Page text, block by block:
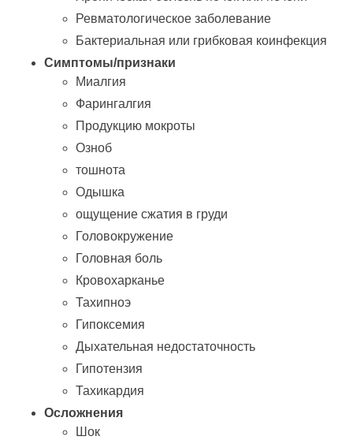
Ревматологическое заболевание
Бактериальная или грибковая коинфекция
Симптомы/признаки
Миалгия
Фарингалгия
Продукцию мокроты
Озноб
тошнота
Одышка
ощущение сжатия в груди
Головокружение
Головная боль
Кровохарканье
Тахипноэ
Гипоксемия
Дыхательная недостаточность
Гипотензия
Тахикардия
Осложнения
Шок